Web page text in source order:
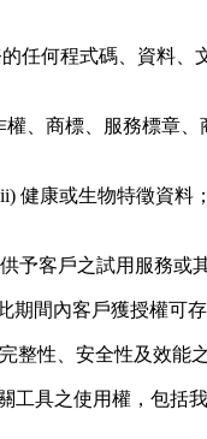
任何程式碼、資料
、商標、服務標章
健康或生物特徵資
客戶之試用服務或
間內客戶獲授權可存
整性、安全性及效能
工具之使用權，包括